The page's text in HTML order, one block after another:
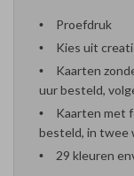
Proefdruk
Kies uit
Kaarten
uur besteld,
Kaarten met
besteld, in twee
29 kleuren